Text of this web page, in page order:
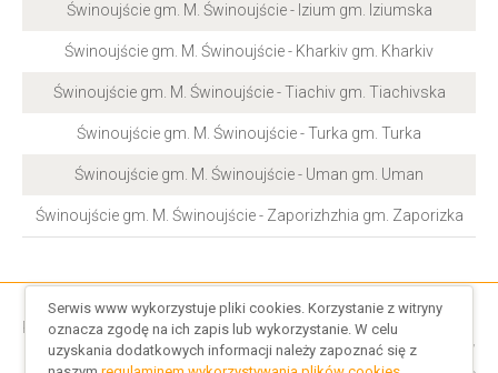
Świnoujście gm. M. Świnoujście - Izium gm. Iziumska
Świnoujście gm. M. Świnoujście - Kharkiv gm. Kharkiv
Świnoujście gm. M. Świnoujście - Tiachiv gm. Tiachivska
Świnoujście gm. M. Świnoujście - Turka gm. Turka
Świnoujście gm. M. Świnoujście - Uman gm. Uman
Świnoujście gm. M. Świnoujście - Zaporizhzhia gm. Zaporizka
Regulamin serwisu/ Regulamin cookies
Indeks rozkładów jazdy/Indeks Polskich Przewoźników
/
Serwis www wykorzystuje pliki cookies. Korzystanie z witryny
oznacza zgodę na ich zapis lub wykorzystanie. W celu
uzyskania dodatkowych informacji należy zapoznać się z